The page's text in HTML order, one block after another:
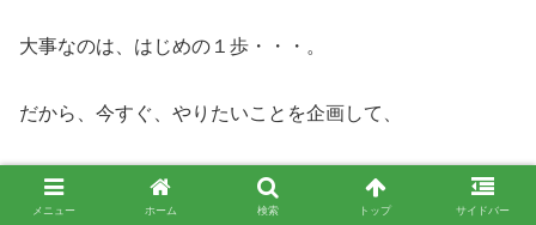
大事なのは、はじめの１歩・・・。
だから、今すぐ、やりたいことを企画して、
楽しんじゃいませんか？
メニュー ホーム 検索 トップ サイドバー